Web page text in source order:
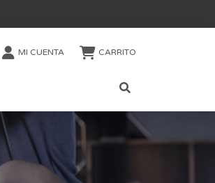
MI CUENTA CARRITO